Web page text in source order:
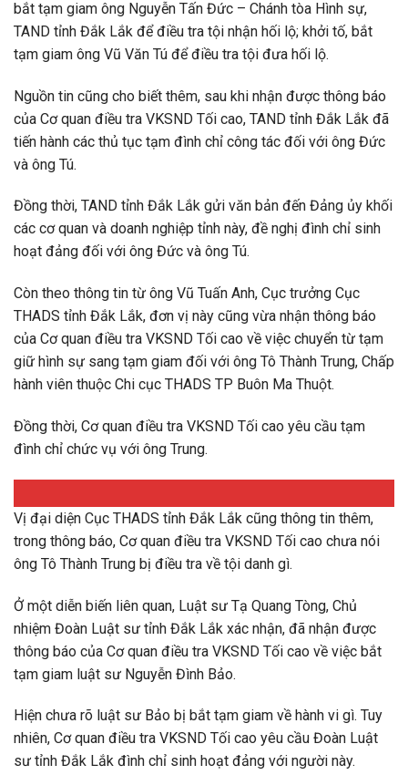
bắt tạm giam ông Nguyễn Tấn Đức – Chánh tòa Hình sự,
TAND tỉnh Đắk Lắk để điều tra tội nhận hối lộ; khởi tố, bắt
tạm giam ông Vũ Văn Tú để điều tra tội đưa hối lộ.
Nguồn tin cũng cho biết thêm, sau khi nhận được thông báo
của Cơ quan điều tra VKSND Tối cao, TAND tỉnh Đắk Lắk đã
tiến hành các thủ tục tạm đình chỉ công tác đối với ông Đức
và ông Tú.
Đồng thời, TAND tỉnh Đắk Lắk gửi văn bản đến Đảng ủy khối
các cơ quan và doanh nghiệp tỉnh này, đề nghị đình chỉ sinh
hoạt đảng đối với ông Đức và ông Tú.
Còn theo thông tin từ ông Vũ Tuấn Anh, Cục trưởng Cục
THADS tỉnh Đắk Lắk, đơn vị này cũng vừa nhận thông báo
của Cơ quan điều tra VKSND Tối cao về việc chuyển từ tạm
giữ hình sự sang tạm giam đối với ông Tô Thành Trung, Chấp
hành viên thuộc Chi cục THADS TP Buôn Ma Thuột.
Đồng thời, Cơ quan điều tra VKSND Tối cao yêu cầu tạm
đình chỉ chức vụ với ông Trung.
Vị đại diện Cục THADS tỉnh Đắk Lắk cũng thông tin thêm,
trong thông báo, Cơ quan điều tra VKSND Tối cao chưa nói
ông Tô Thành Trung bị điều tra về tội danh gì.
Ở một diễn biến liên quan, Luật sư Tạ Quang Tòng, Chủ
nhiệm Đoàn Luật sư tỉnh Đắk Lắk xác nhận, đã nhận được
thông báo của Cơ quan điều tra VKSND Tối cao về việc bắt
tạm giam luật sư Nguyễn Đình Bảo.
Hiện chưa rõ luật sư Bảo bị bắt tạm giam về hành vi gì. Tuy
nhiên, Cơ quan điều tra VKSND Tối cao yêu cầu Đoàn Luật
sư tỉnh Đắk Lắk đình chỉ sinh hoạt đảng với người này.